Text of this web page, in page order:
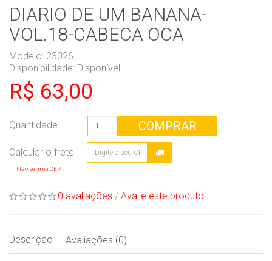
DIARIO DE UM BANANA-
VOL.18-CABECA OCA
Modelo: 23026
Disponibilidade: Disponível
R$ 63,00
Quantidade COMPRAR
Não sei meu CEP
0 avaliações / Avalie este produto
Descrição Avaliações (0)